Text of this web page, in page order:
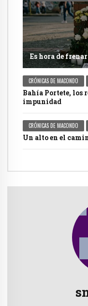
Es hora de
CRÓNICAS DE MACONDO
Bahía Portete, los
impunidad
CRÓNICAS DE MACONDO
Un alto en el